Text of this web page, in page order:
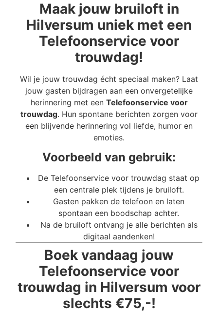
Maak jouw bruiloft in
Hilversum uniek met een
Telefoonservice voor
trouwdag!
Wil je jouw trouwdag écht speciaal maken? Laat
jouw gasten bijdragen aan een onvergetelijke
herinnering met een Telefoonservice voor
trouwdag. Hun spontane berichten zorgen voor
een blijvende herinnering vol liefde, humor en
emoties.
Voorbeeld van gebruik:
De Telefoonservice voor trouwdag staat op
een centrale plek tijdens je bruiloft.
Gasten pakken de telefoon en laten
spontaan een boodschap achter.
Na de bruiloft ontvang je alle berichten als
digitaal aandenken!
Boek vandaag jouw
Telefoonservice voor
trouwdag in Hilversum voor
slechts €75,-!